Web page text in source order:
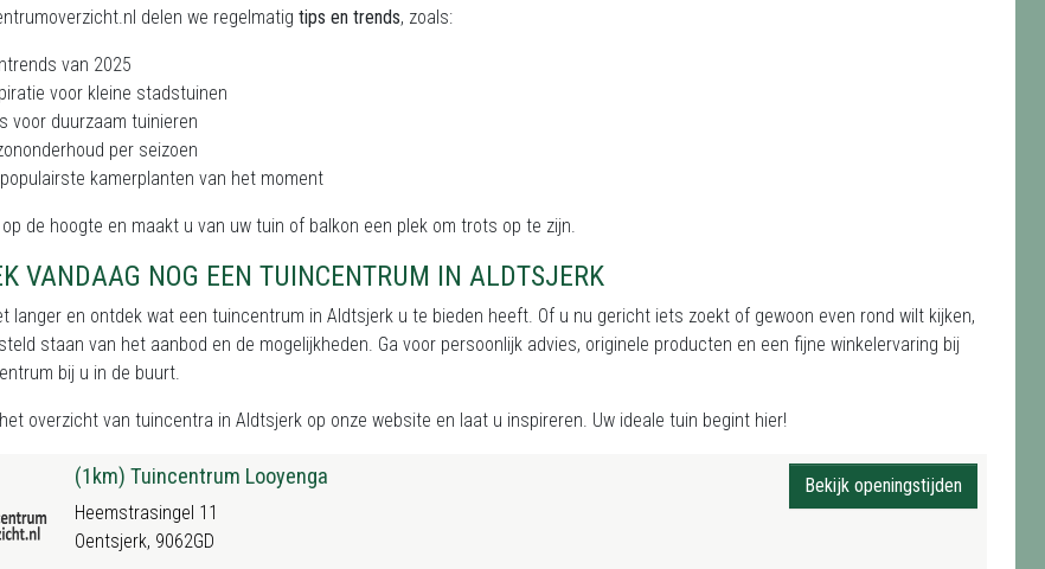
delen we regelmatig tips en trends, zoals:
van 2025
voor kleine stadstuinen
voor duurzaam tuinieren
per seizoen
kamerplanten van het moment
de hoogte en maakt u van uw tuin of balkon een plek om trots op te zijn.
VANDAAG NOG EEN TUINCENTRUM IN ALDTSJERK
langer en ontdek wat een tuincentrum in Aldtsjerk u te bieden heeft. Of u nu gericht iets zoekt of gewoon even rond wilt kijken,
staan van het aanbod en de mogelijkheden. Ga voor persoonlijk advies, originele producten en een fijne winkelervaring bij
bij u in de buurt.
overzicht van tuincentra in Aldtsjerk op onze website en laat u inspireren. Uw ideale tuin begint hier!
(1km) Tuincentrum Looyenga
Heemstrasingel 11
Oentsjerk, 9062GD
Bekijk openingstijden